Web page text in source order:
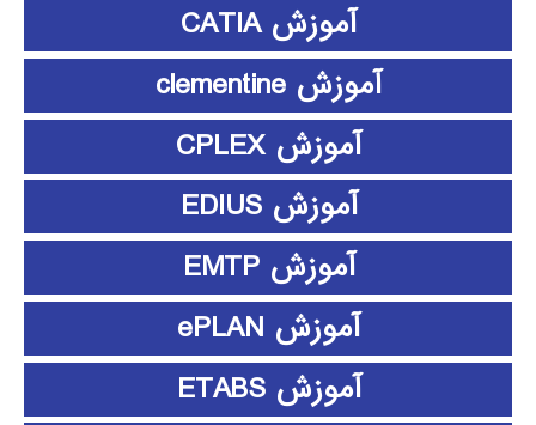
آموزش CATIA
آموزش clementine
آموزش CPLEX
آموزش EDIUS
آموزش EMTP
آموزش ePLAN
آموزش ETABS